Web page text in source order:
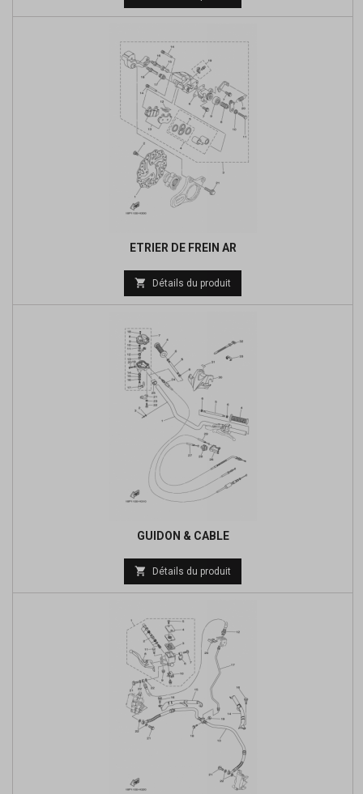
de
ETRIER DE FREIN AR
Prix
de
 Détails du produit
GUIDON & CABLE
Prix
de
 Détails du produit